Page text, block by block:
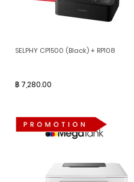
SELPHY CP1500 (Black) + RP108
฿ 7,280.00